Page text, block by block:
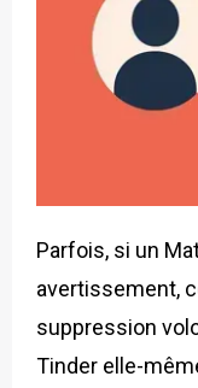
Parfois, si un
avertissement,
suppression
Tinder elle-